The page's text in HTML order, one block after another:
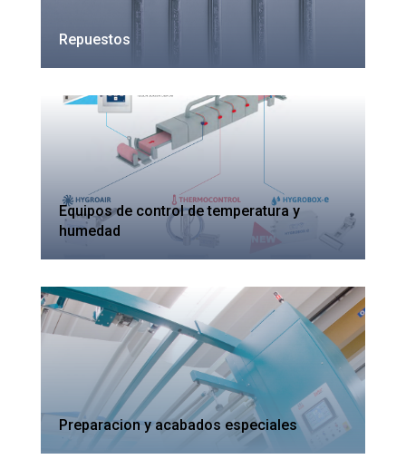
Repuestos
Equipos de control de temperatura y
humedad
Preparacion y acabados especiales